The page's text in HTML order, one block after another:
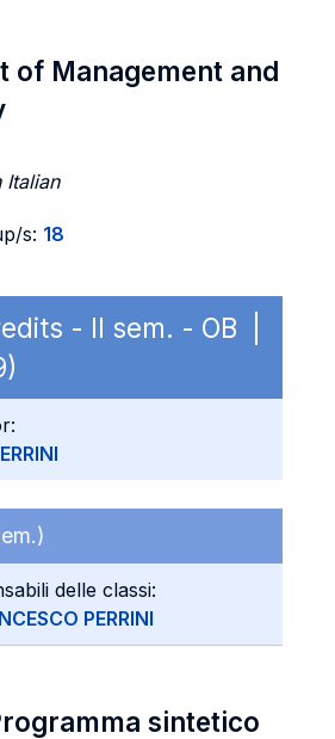
of Management and
Italian
s: 18
- II sem. - OB |
delle classi:
PERRINI
sintetico